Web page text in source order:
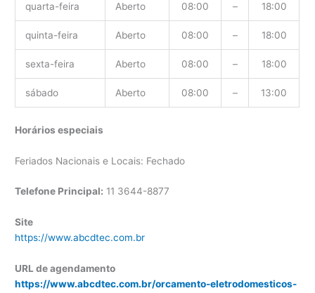
quarta-feira Aberto 08:00 – 18:00
quinta-feira Aberto 08:00 – 18:00
sexta-feira Aberto 08:00 – 18:00
sábado Aberto 08:00 – 13:00
Horários especiais
Feriados Nacionais e Locais: Fechado
Telefone Principal: 11 3644-8877
Site
https://www.abcdtec.com.br
URL de agendamento
https://www.abcdtec.com.br/orcamento-eletrodomesticos-